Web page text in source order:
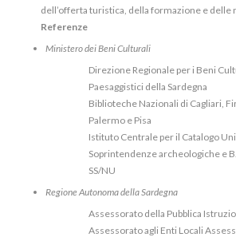
dell’offerta turistica, della formazione e delle
Referenze
Ministero dei Beni Culturali
Direzione Regionale per i Beni
Paesaggistici della Sardegna
Biblioteche Nazionali di Cagliari,
Palermo e Pisa
Istituto Centrale per il Catalogo
Soprintendenze archeologiche e
SS/NU
Regione Autonoma della Sardegna
Assessorato della Pubblica
Assessorato agli Enti Locali